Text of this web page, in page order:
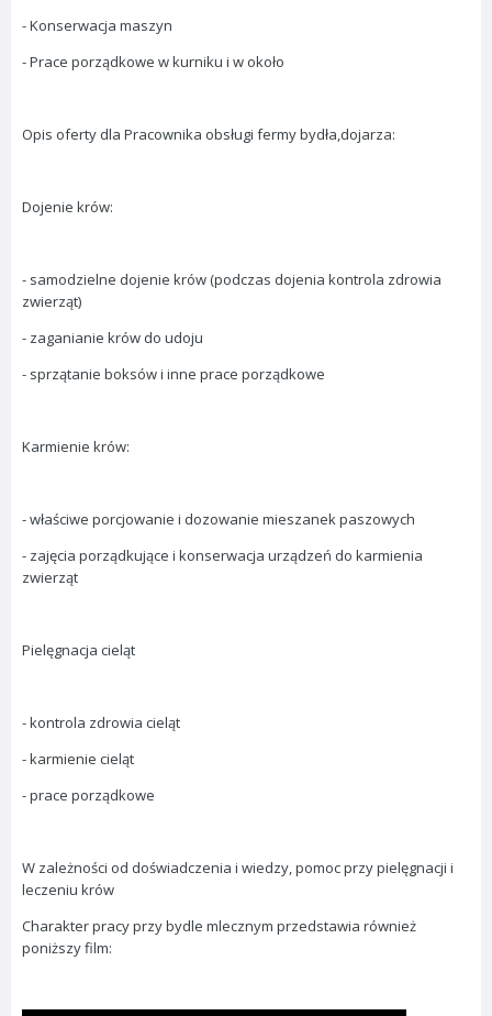
- Konserwacja maszyn
- Prace porządkowe w kurniku i w około
Opis oferty dla Pracownika obsługi fermy bydła,dojarza:
Dojenie krów:
- samodzielne dojenie krów (podczas dojenia kontrola zdrowia
zwierząt)
- zaganianie krów do udoju
- sprzątanie boksów i inne prace porządkowe
Karmienie krów:
- właściwe porcjowanie i dozowanie mieszanek paszowych
- zajęcia porządkujące i konserwacja urządzeń do karmienia
zwierząt
Pielęgnacja cieląt
- kontrola zdrowia cieląt
- karmienie cieląt
- prace porządkowe
W zależności od doświadczenia i wiedzy, pomoc przy pielęgnacji i
leczeniu krów
Charakter pracy przy bydle mlecznym przedstawia również
poniższy film: